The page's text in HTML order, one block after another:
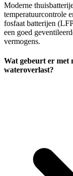
Moderne
temperatuurcontrole
fosfaat batterijen
een goed
vermogens.
Wat gebeurt er
wateroverlast?